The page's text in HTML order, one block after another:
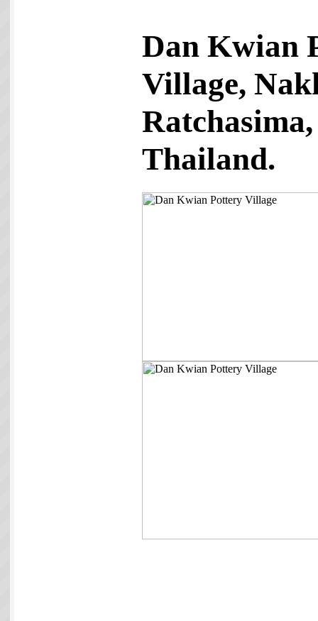
Dan Kwian
Village,
Ratchasima,
Thailand.